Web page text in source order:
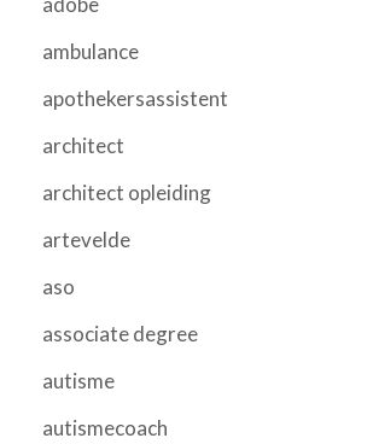
ambulance
apothekersassistent
architect
architect opleiding
artevelde
aso
associate degree
autisme
autismecoach